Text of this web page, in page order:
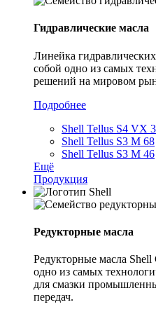
Гидравлические масла
Линейка
собой одно из самых
решений на мировом
Подробнее
Shell Tellus S4 VX
Shell Tellus S3 M 68
Shell Tellus S3 M 46
Ещё
Продукция
Редукторные масла
Редукторные масла
одно из самых
для смазки
передач.